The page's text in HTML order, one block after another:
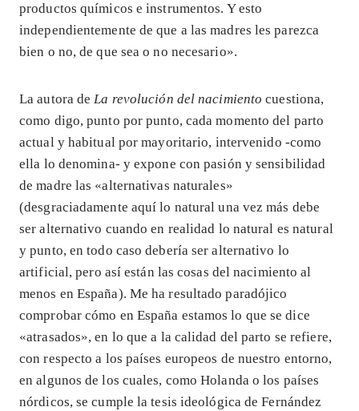
productos químicos e instrumentos. Y esto
independientemente de que a las madres les parezca
bien o no, de que sea o no necesario».
La autora deLa revolución del nacimiento cuestiona,
como digo, punto por punto, cada momento del parto
actual y habitual por mayoritario, intervenido -como
ella lo denomina- y expone con pasión y sensibilidad
de madre las «alternativas naturales»
(desgraciadamente aquí lo natural una vez más debe
ser alternativo cuando en realidad lo natural es natural
y punto, en todo caso debería ser alternativo lo
artificial, pero así están las cosas del nacimiento al
menos en España). Me ha resultado paradójico
comprobar cómo en España estamos lo que se dice
«atrasados», en lo que a la calidad del parto se refiere,
con respecto a los países europeos de nuestro entorno,
en algunos de los cuales, como Holanda o los países
nórdicos, se cumple la tesis ideológica de Fernández